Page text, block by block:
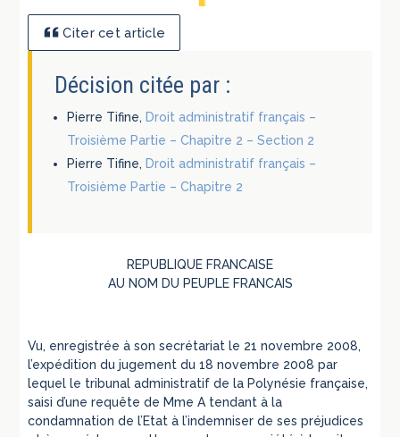
Citer cet article
Décision citée par :
Pierre Tifine, Droit administratif français –
Troisième Partie – Chapitre 2 – Section 2
Pierre Tifine, Droit administratif français –
Troisième Partie – Chapitre 2
REPUBLIQUE FRANCAISE
AU NOM DU PEUPLE FRANCAIS
Vu, enregistrée à son secrétariat le 21 novembre 2008,
l’expédition du jugement du 18 novembre 2008 par
lequel le tribunal administratif de la Polynésie française,
saisi d’une requête de Mme A tendant à la
condamnation de l’Etat à l’indemniser de ses préjudices